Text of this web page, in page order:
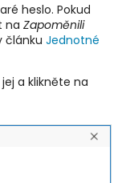
heslo. Pokud
na Zapoměnili
článku Jednotné
a klikněte na